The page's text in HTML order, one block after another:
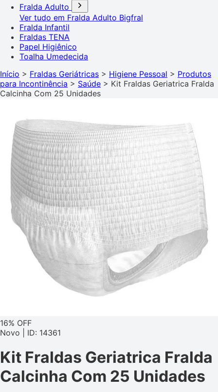
Fralda Adulto
Ver tudo em Fralda Adulto Bigfral
Fralda Infantil
Fraldas TENA
Papel Higiênico
Toalha Umedecida
Início > Fraldas Geriátricas > Higiene Pessoal > Produtos
para Incontinência > Saúde > Kit Fraldas Geriatrica Fralda
Calcinha Com 25 Unidades
16% OFF
Novo | ID: 14361
Kit Fraldas Geriatrica Fralda
Calcinha Com 25 Unidades